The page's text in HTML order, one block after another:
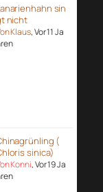
sin
nicht
Klaus, Vor 11 Ja
(
sinica)
Konni, Vor 19 Ja